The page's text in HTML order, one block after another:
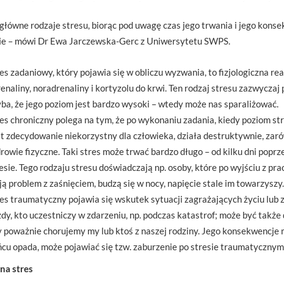
rodzaje stresu, biorąc pod uwagę czas jego trwania i jego
– mówi Dr Ewa Jarczewska-Gerc z Uniwersytetu SWPS.
zadaniowy, który pojawia się w obliczu wyzwania, to fizjologiczna
noradrenaliny i kortyzolu do krwi. Ten rodzaj stresu zazwyczaj
że jego poziom jest bardzo wysoki – wtedy może nas sparaliżować.
chroniczny polega na tym, że po wykonaniu zadania, kiedy poziom
zdecydowanie niekorzystny dla człowieka, działa destruktywnie,
fizyczne. Taki stres może trwać bardzo długo – od kilku dni
Tego rodzaju stresu doświadczają np. osoby, które po wyjściu z
problem z zaśnięciem, budzą się w nocy, napięcie stale im towarzyszy.
traumatyczny pojawia się wskutek sytuacji zagrażających życiu lub
kto uczestniczy w zdarzeniu, np. podczas katastrof; może być
poważnie chorujemy my lub ktoś z naszej rodziny. Jego
opada, może pojawiać się tzw. zaburzenie po stresie traumatycznym
stres